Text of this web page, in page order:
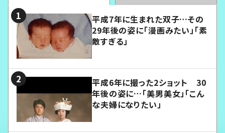
平成7年に生まれた双子…その
29年後の姿に「漫画みたい」「素
敵すぎる」
平成6年に撮った2ショット 30
年後の姿に…「美男美女」「こん
な夫婦になりたい」